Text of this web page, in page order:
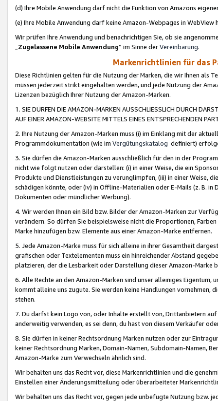
(d) Ihre Mobile Anwendung darf nicht die Funktion von Amazons
(e) Ihre Mobile Anwendung darf keine Amazon-Webpages in WebView
Wir prüfen Ihre Anwendung und benachrichtigen Sie, ob sie
„Zugelassene Mobile Anwendung“ im Sinne derVereinbarung.
Markenrichtlinien für das
Diese Richtlinien gelten für die Nutzung der Marken, die wir Ihnen als
müssen jederzeit strikt eingehalten werden, und jede Nutzung der
Lizenzen bezüglich Ihrer Nutzung der Amazon-Marken.
1. SIE DÜRFEN DIE AMAZON-MARKEN AUSSCHLIESSLICH DURCH
AUF EINER AMAZON-WEBSITE MITTELS EINES ENTSPRECHENDEN
2. Ihre Nutzung der Amazon-Marken muss (i) im Einklang mit der
Programmdokumentation (wie im Vergütungskatalog definiert)
3. Sie dürfen die Amazon-Marken ausschließlich für den in der
nicht wie folgt nutzen oder darstellen: (i) in einer Weise, die ein
Produkte und Dienstleistungen zu verunglimpfen, (iii) in einer Weise,
schädigen könnte, oder (iv) in Offline-Materialien oder E-Mails (z. B. in
Dokumenten oder mündlicher Werbung).
4. Wir werden Ihnen ein Bild bzw. Bilder der Amazon-Marken zur
verändern. So dürfen Sie beispielsweise nicht die Proportionen,
Marke hinzufügen bzw. Elemente aus einer Amazon-Marke entfernen.
5. Jede Amazon-Marke muss für sich alleine in ihrer Gesamtheit
grafischen oder Textelementen muss ein hinreichender Abstand
platzieren, der die Lesbarkeit oder Darstellung dieser Amazon-Marke
6. Alle Rechte an den Amazon-Marken sind unser alleiniges
kommt alleine uns zugute. Sie werden keine Handlungen vornehmen,
stehen.
7. Du darfst kein Logo von, oder Inhalte erstellt von,Drittanbietern auf
anderweitig verwenden, es sei denn, du hast von diesem Verkäufer
8. Sie dürfen in keiner Rechtsordnung Marken nutzen oder zur
keiner Rechtsordnung Marken, Domain-Namen, Subdomain-Namen,
Amazon-Marke zum Verwechseln ähnlich sind.
Wir behalten uns das Recht vor, diese Markenrichtlinien und die
Einstellen einer Änderungsmitteilung oder überarbeiteter
Wir behalten uns das Recht vor, gegen jede unbefugte Nutzung bzw.